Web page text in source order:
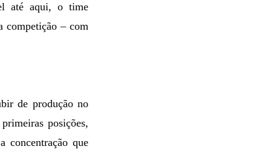
até aqui, o time
competição – com
de produção no
posições,
concentração que